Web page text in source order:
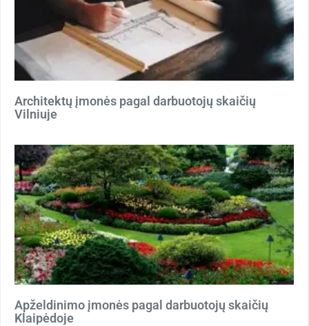
Architektų įmonės pagal darbuotojų skaičių
Vilniuje
Apželdinimo įmonės pagal darbuotojų skaičių
Klaipėdoje